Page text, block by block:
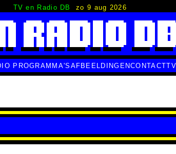
TV en Radio DB zo 9 aug 2026
PROGRAMMA'SAFBEELDINGENCONTACT